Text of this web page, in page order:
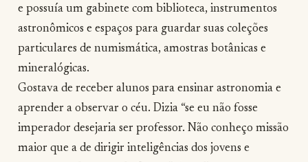
e possuía um gabinete com biblioteca, instrumentos
astronômicos e espaços para guardar suas coleções
particulares de numismática, amostras botânicas e
mineralógicas.
Gostava de receber alunos para ensinar astronomia e
aprender a observar o céu. Dizia “se eu não fosse
imperador desejaria ser professor. Não conheço missão
maior que a de dirigir inteligências dos jovens e